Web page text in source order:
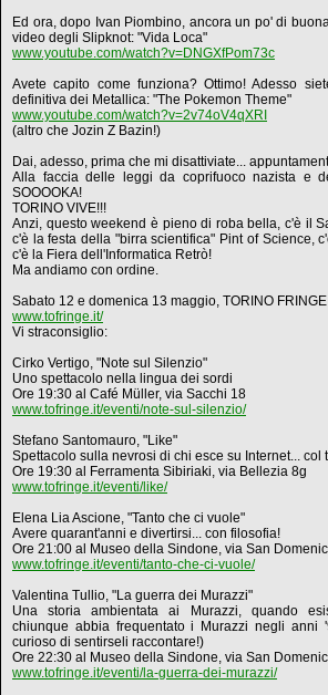
Ed ora, dopo Ivan Piombino, ancora un po' di
video degli Slipknot: "Vida Loca"
www.youtube.com/watch?v=DNGXfPom73c
Avete capito come funziona? Ottimo! Adesso
definitiva dei Metallica: "The Pokemon Theme"
www.youtube.com/watch?v=2v74oV4qXRI
(altro che Jozin Z Bazin!)
Dai, adesso, prima che mi disattiviate...
Alla faccia delle leggi da coprifuoco nazista e
SOOOOKA!
TORINO VIVE!!!
Anzi, questo weekend è pieno di roba bella, c'è il
c'è la festa della "birra scientifica" Pint of Science,
c'è la Fiera dell'Informatica Retrò!
Ma andiamo con ordine.
Sabato 12 e domenica 13 maggio, TORINO FRINGE
www.tofringe.it/
Vi straconsiglio:
Cirko Vertigo, "Note sul Silenzio"
Uno spettacolo nella lingua dei sordi
Ore 19:30 al Café Müller, via Sacchi 18
www.tofringe.it/eventi/note-sul-silenzio/
Stefano Santomauro, "Like"
Spettacolo sulla nevrosi di chi esce su Internet... col
Ore 19:30 al Ferramenta Sibiriaki, via Bellezia 8g
www.tofringe.it/eventi/like/
Elena Lia Ascione, "Tanto che ci vuole"
Avere quarant'anni e divertirsi... con filosofia!
Ore 21:00 al Museo della Sindone, via San
www.tofringe.it/eventi/tanto-che-ci-vuole/
Valentina Tullio, "La guerra dei Murazzi"
Una storia ambientata ai Murazzi, quando
chiunque abbia frequentato i Murazzi negli anni
curioso di sentirseli raccontare!)
Ore 22:30 al Museo della Sindone, via San
www.tofringe.it/eventi/la-guerra-dei-murazzi/